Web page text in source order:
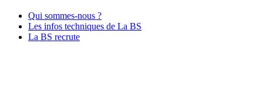
Qui sommes-nous ?
Les infos techniques de La BS
La BS recrute